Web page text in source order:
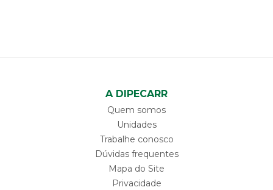
A DIPECARR
Quem somos
Unidades
Trabalhe conosco
Dúvidas frequentes
Mapa do Site
Privacidade